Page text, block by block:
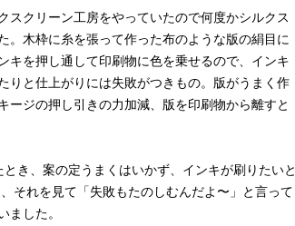
クリーン工房をやっていたので何度かシルクス
。木枠に糸を張って作った布のような版の絹目に
キを押し通して印刷物に色を乗せるので、インキ
りと仕上がりには失敗がつきもの。版がうまく作
ジの押し引きの力加減、版を印刷物から離すと
き、案の定うまくはいかず、インキが刷りたいと
それを見て「失敗もたのしむんだよ〜」と言って
した。